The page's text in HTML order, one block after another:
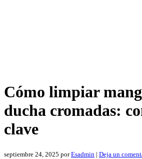
Cómo limpiar
ducha cromadas:
clave
septiembre 24, 2025 porEsadmin | Deja un